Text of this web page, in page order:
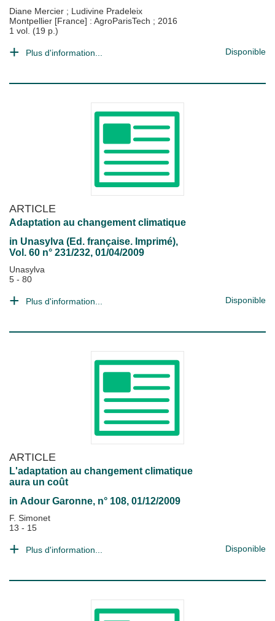
Diane Mercier ; Ludivine Pradeleix
Montpellier [France] : AgroParisTech ; 2016
1 vol. (19 p.)
Plus d'information... Disponible
ARTICLE
Adaptation au changement climatique
in Unasylva (Ed. française. Imprimé),
Vol. 60 n° 231/232, 01/04/2009
Unasylva
5 - 80
Plus d'information... Disponible
ARTICLE
L'adaptation au changement climatique
aura un coût
in Adour Garonne, n° 108, 01/12/2009
F. Simonet
13 - 15
Plus d'information... Disponible